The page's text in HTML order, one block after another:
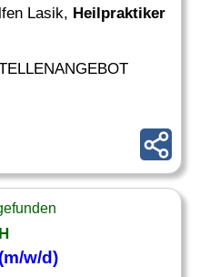
Lasik, Heilpraktiker
w/d)